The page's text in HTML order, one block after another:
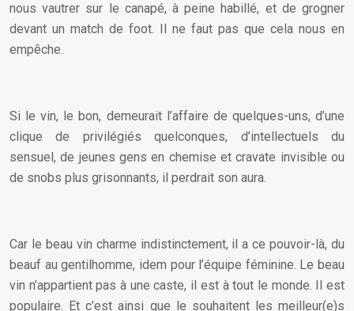
nous vautrer sur le canapé, à peine habillé, et de grogner
devant un match de foot. Il ne faut pas que cela nous en
empêche.
Si le vin, le bon, demeurait l’affaire de quelques-uns, d’une
clique de privilégiés quelconques, d’intellectuels du
sensuel, de jeunes gens en chemise et cravate invisible ou
de snobs plus grisonnants, il perdrait son aura.
Car le beau vin charme indistinctement, il a ce pouvoir-là, du
beauf au gentilhomme, idem pour l’équipe féminine. Le beau
vin n’appartient pas à une caste, il est à tout le monde. Il est
populaire. Et c’est ainsi que le souhaitent les meilleur(e)s